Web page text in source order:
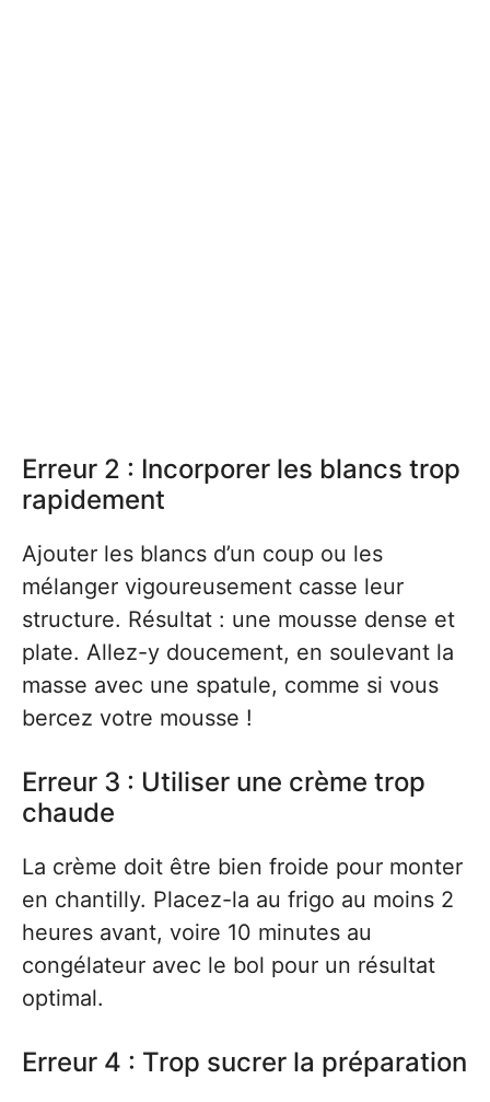
Erreur 2 : Incorporer les blancs trop
rapidement
Ajouter les blancs d’un coup ou les
mélanger vigoureusement casse leur
structure. Résultat : une mousse dense et
plate. Allez-y doucement, en soulevant la
masse avec une spatule, comme si vous
bercez votre mousse !
Erreur 3 : Utiliser une crème trop
chaude
La crème doit être bien froide pour monter
en chantilly. Placez-la au frigo au moins 2
heures avant, voire 10 minutes au
congélateur avec le bol pour un résultat
optimal.
Erreur 4 : Trop sucrer la préparation